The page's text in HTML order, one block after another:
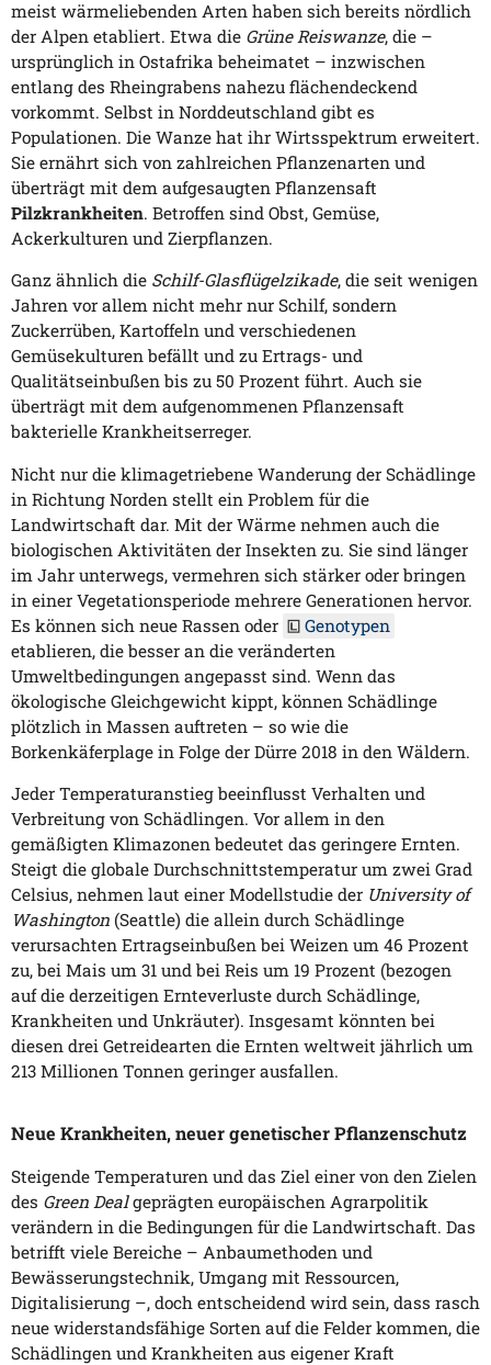
meist wärmeliebenden Arten haben sich bereits nördlich
der Alpen etabliert. Etwa die Grüne Reiswanze, die –
ursprünglich in Ostafrika beheimatet – inzwischen
entlang des Rheingrabens nahezu flächendeckend
vorkommt. Selbst in Norddeutschland gibt es
Populationen. Die Wanze hat ihr Wirtsspektrum erweitert.
Sie ernährt sich von zahlreichen Pflanzenarten und
überträgt mit dem aufgesaugten Pflanzensaft
Pilzkrankheiten. Betroffen sind Obst, Gemüse,
Ackerkulturen und Zierpflanzen.
Ganz ähnlich die Schilf-Glasflügelzikade, die seit wenigen
Jahren vor allem nicht mehr nur Schilf, sondern
Zuckerrüben, Kartoffeln und verschiedenen
Gemüsekulturen befällt und zu Ertrags- und
Qualitätseinbußen bis zu 50 Prozent führt. Auch sie
überträgt mit dem aufgenommenen Pflanzensaft
bakterielle Krankheitserreger.
Nicht nur die klimagetriebene Wanderung der Schädlinge
in Richtung Norden stellt ein Problem für die
Landwirtschaft dar. Mit der Wärme nehmen auch die
biologischen Aktivitäten der Insekten zu. Sie sind länger
im Jahr unterwegs, vermehren sich stärker oder bringen
in einer Vegetationsperiode mehrere Generationen hervor.
Es können sich neue Rassen oder
Genotypen
etablieren, die besser an die veränderten
Umweltbedingungen angepasst sind. Wenn das
ökologische Gleichgewicht kippt, können Schädlinge
plötzlich in Massen auftreten – so wie die
Borkenkäferplage in Folge der Dürre 2018 in den Wäldern.
Jeder Temperaturanstieg beeinflusst Verhalten und
Verbreitung von Schädlingen. Vor allem in den
gemäßigten Klimazonen bedeutet das geringere Ernten.
Steigt die globale Durchschnittstemperatur um zwei Grad
Celsius, nehmen laut einer Modellstudie der University of
Washington (Seattle) die allein durch Schädlinge
verursachten Ertragseinbußen bei Weizen um 46 Prozent
zu, bei Mais um 31 und bei Reis um 19 Prozent (bezogen
auf die derzeitigen Ernteverluste durch Schädlinge,
Krankheiten und Unkräuter). Insgesamt könnten bei
diesen drei Getreidearten die Ernten weltweit jährlich um
213 Millionen Tonnen geringer ausfallen.
Neue Krankheiten, neuer genetischer Pflanzenschutz
Steigende Temperaturen und das Ziel einer von den Zielen
des Green Dealgeprägten europäischen Agrarpolitik
verändern in die Bedingungen für die Landwirtschaft. Das
betrifft viele Bereiche – Anbaumethoden und
Bewässerungstechnik, Umgang mit Ressourcen,
Digitalisierung –, doch entscheidend wird sein, dass rasch
neue widerstandsfähige Sorten auf die Felder kommen, die
Schädlingen und Krankheiten aus eigener Kraft